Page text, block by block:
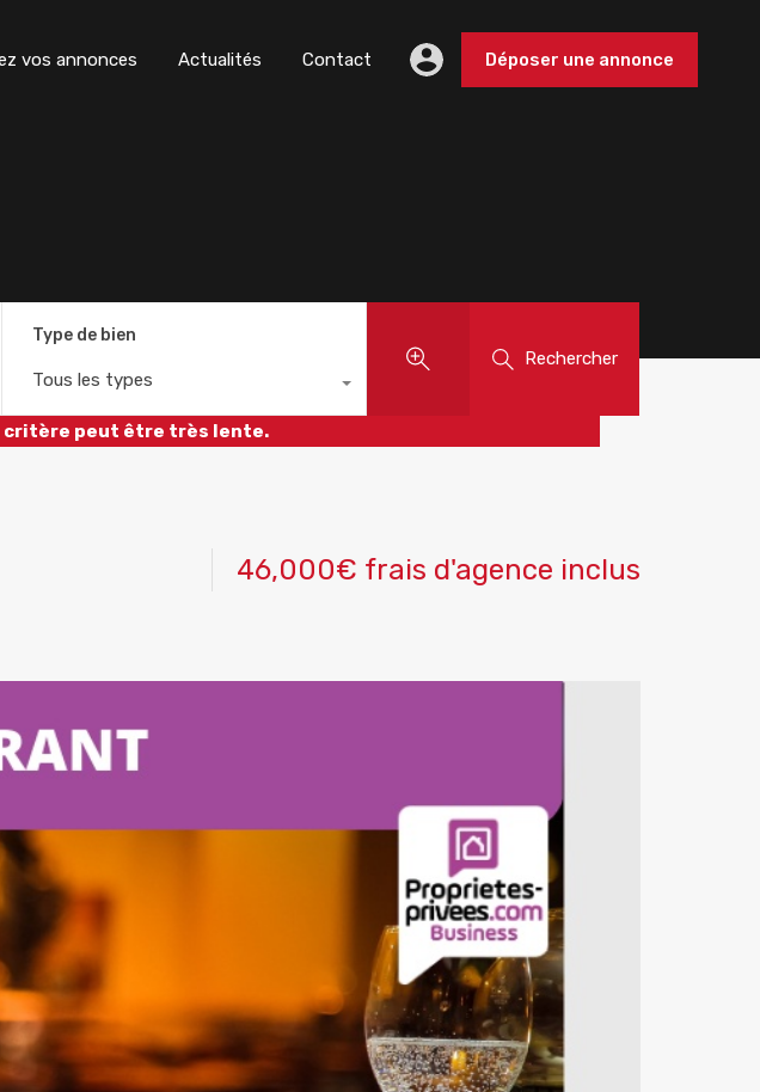
vos annonces Actualités Contact Déposer une annonce
Type de bien
Tous les types
Rechercher
critère peut être très lente.
46,000€ frais d'agence inclus